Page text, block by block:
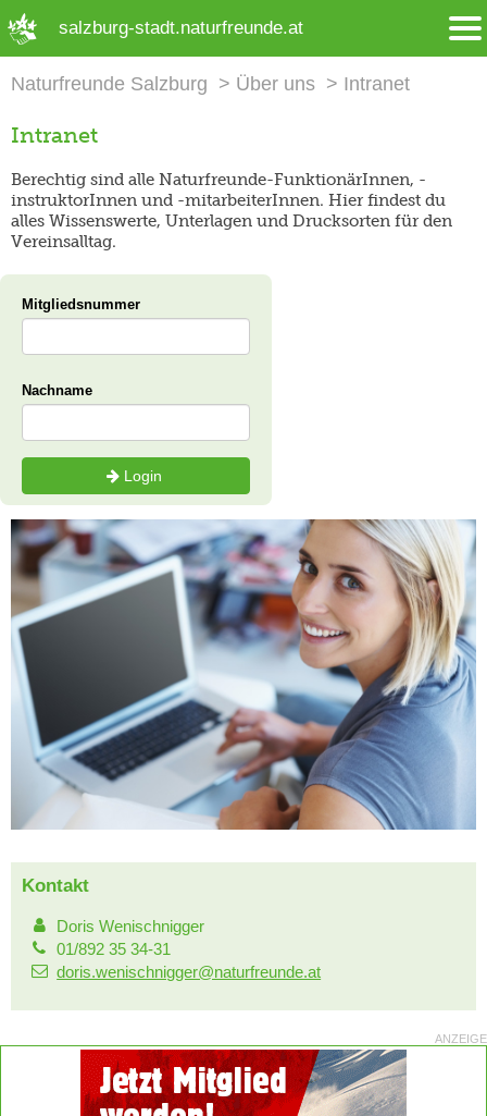
salzburg-stadt.naturfreunde.at
Naturfreunde Salzburg Über uns Intranet
Intranet
Berechtig sind alle Naturfreunde-FunktionärInnen, -
instruktorInnen und -mitarbeiterInnen. Hier findest du
alles Wissenswerte, Unterlagen und Drucksorten für den
Vereinsalltag.
Mitgliedsnummer
Nachname
Login
Kontakt
Doris Wenischnigger
01/892 35 34-31
doris.wenischnigger@naturfreunde.at
ANZEIGE